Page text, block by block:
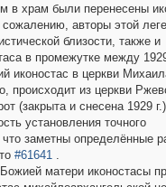
в храм были перенесены
авторы этой
близости, также и
в промежутке между
иконостас в церкви
происходит из церкви
(закрыта и снесена 1929
установления точного
заметны определённые
#61641.
матери иконостасы